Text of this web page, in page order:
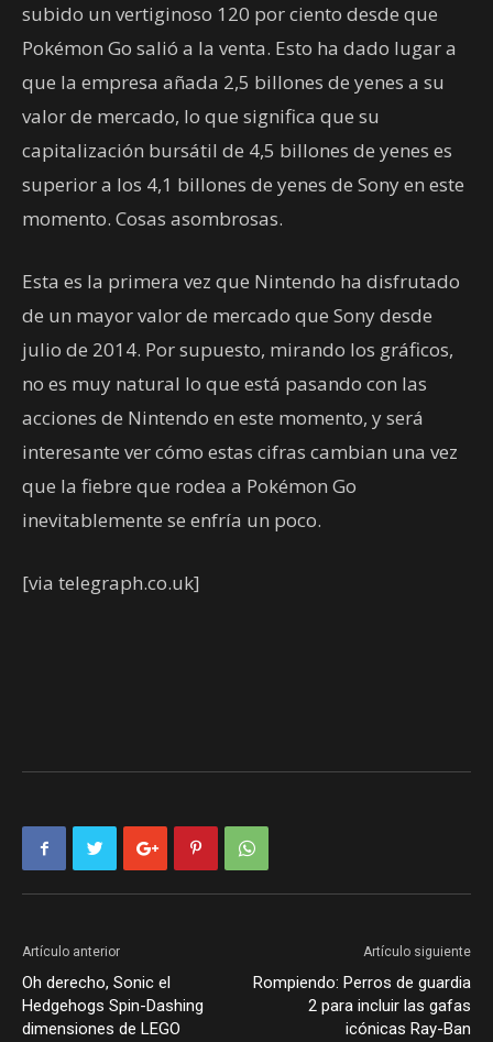
subido un vertiginoso 120 por ciento desde que
Pokémon Go salió a la venta. Esto ha dado lugar a
que la empresa añada 2,5 billones de yenes a su
valor de mercado, lo que significa que su
capitalización bursátil de 4,5 billones de yenes es
superior a los 4,1 billones de yenes de Sony en este
momento. Cosas asombrosas.
Esta es la primera vez que Nintendo ha disfrutado
de un mayor valor de mercado que Sony desde
julio de 2014. Por supuesto, mirando los gráficos,
no es muy natural lo que está pasando con las
acciones de Nintendo en este momento, y será
interesante ver cómo estas cifras cambian una vez
que la fiebre que rodea a Pokémon Go
inevitablemente se enfría un poco.
[via telegraph.co.uk]
Artículo anterior
Oh derecho, Sonic el
Hedgehogs Spin-Dashing
dimensiones de LEGO
Artículo siguiente
Rompiendo: Perros de guardia
2 para incluir las gafas
icónicas Ray-Ban